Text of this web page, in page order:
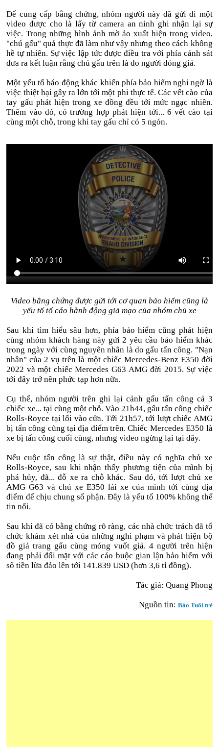
Để cung cấp bằng chứng, nhóm người này đã gửi đi một
video được cho là lấy từ camera an ninh ghi nhận lại sự
việc. Trong những hình ảnh mờ ảo xuất hiện trong video,
"chú gấu" quả thực đã làm như vậy nhưng theo cách không
hề tự nhiên. Sự việc lập tức được điều tra với phía cảnh sát
đưa ra kết luận rằng chú gấu trên là do người đóng giả.
Một yếu tố báo động khác khiến phía bảo hiểm nghi ngờ là
việc thiệt hại gây ra lớn tới một phi thực tế. Các vết cào của
tay gấu phát hiện trong xe đồng đều tới mức ngạc nhiên.
Thêm vào đó, có trường hợp phát hiện tới... 6 vết cào tại
cùng một chỗ, trong khi tay gấu chỉ có 5 ngón.
Video bằng chứng được gửi tới cơ quan bảo hiểm cũng là
yếu tố tố cáo hành động giả mạo của nhóm chủ xe
Sau khi tìm hiểu sâu hơn, phía bảo hiểm cũng phát hiện
cùng nhóm khách hàng này gửi 2 yêu cầu bảo hiểm khác
trong ngày với cùng nguyên nhân là do gấu tấn công. "Nạn
nhân" của 2 vụ trên là một chiếc Mercedes-Benz E350 đời
2022 và một chiếc Mercedes G63 AMG đời 2015. Sự việc
tới đây trở nên phức tạp hơn nữa.
Cụ thể, nhóm người trên ghi lại cảnh gấu tấn công cả 3
chiếc xe... tại cùng một chỗ. Vào 21h44, gấu tấn công chiếc
Rolls-Royce tại lối vào cửa. Tới 21h57, tới lượt chiếc AMG
bị tấn công cũng tại địa điểm trên. Chiếc Mercedes E350 là
xe bị tấn công cuối cùng, nhưng video ngừng lại tại đây.
Nếu cuộc tấn công là sự thật, điều này có nghĩa chủ xe
Rolls-Royce, sau khi nhận thấy phương tiện của mình bị
phá hủy, đã... đỗ xe ra chỗ khác. Sau đó, tới lượt chủ xe
AMG G63 và chủ xe E350 lái xe của mình tới cùng địa
điểm để chịu chung số phận. Đây là yếu tố 100% không thể
tin nổi.
Sau khi đã có bằng chứng rõ ràng, các nhà chức trách đã tổ
chức khám xét nhà của những nghi phạm và phát hiện bộ
đồ giả trang gấu cùng móng vuốt giả. 4 người trên hiện
đang phải đối mặt với các cáo buộc gian lận bảo hiểm với
số tiền lừa đảo lên tới 141.839 USD (hơn 3,6 tỉ đồng).
Tác giả: Quang Phong
Nguồn tin: Báo Tuổi trẻ